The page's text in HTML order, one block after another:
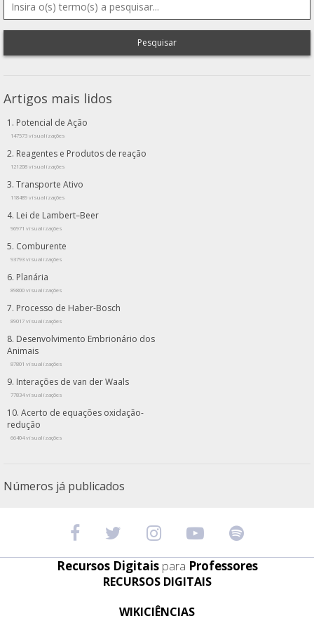
Pesquisar
Artigos mais lidos
Potencial de Ação
147573 visualizações
Reagentes e Produtos de reação
121208 visualizações
Transporte Ativo
118489 visualizações
Lei de Lambert–Beer
96971 visualizações
Comburente
93793 visualizações
Planária
89800 visualizações
Processo de Haber-Bosch
89017 visualizações
Desenvolvimento Embrionário dos
Animais
87801 visualizações
Interações de van der Waals
77834 visualizações
Acerto de equações oxidação-
redução
66404 visualizações
Números já publicados
Recursos Digitais para Professores
RECURSOS DIGITAIS
WIKICIÊNCIAS